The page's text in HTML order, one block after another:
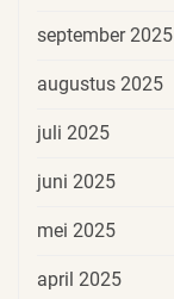
september 2025
augustus 2025
juli 2025
juni 2025
mei 2025
april 2025